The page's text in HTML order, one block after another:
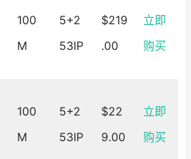
100
M
5+2
53IP
$219
.00
立即
购买
100
M
5+2
53IP
$22
9.00
立即
购买